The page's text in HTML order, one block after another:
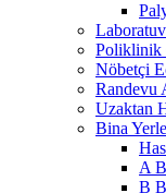
Poliklinik
Nöbetçi
Randevu
Uzaktan
Bina
A
B